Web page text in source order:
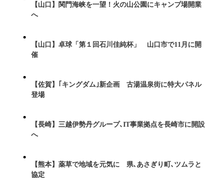
【山口】関門海峡を一望！火の山公園にキャンプ場開業
へ
【山口】卓球「第１回石川佳純杯」 山口市で11月に開
催
【佐賀】｢キングダム｣新企画 古湯温泉街に特大パネル
登場
【長崎】三越伊勢丹グループ､IT事業拠点を長崎市に開設
へ
【熊本】薬草で地域を元気に 県､あさぎり町､ツムラと
協定